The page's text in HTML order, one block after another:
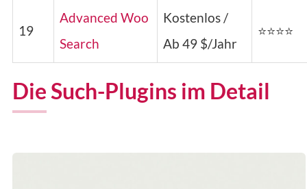
19
Advanced Woo
Search
Kostenlos /
Ab 49 $/Jahr
⭐⭐⭐⭐
Die Such-Plugins im Detail